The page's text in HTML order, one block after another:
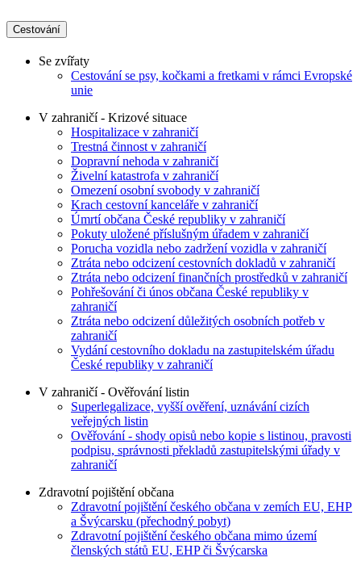
Cestování
Se zvířaty
Cestování se psy, kočkami a fretkami v rámci Evropské
unie
V zahraničí - Krizové situace
Hospitalizace v zahraničí
Trestná činnost v zahraničí
Dopravní nehoda v zahraničí
Živelní katastrofa v zahraničí
Omezení osobní svobody v zahraničí
Krach cestovní kanceláře v zahraničí
Úmrtí občana České republiky v zahraničí
Pokuty uložené příslušným úřadem v zahraničí
Porucha vozidla nebo zadržení vozidla v zahraničí
Ztráta nebo odcizení cestovních dokladů v zahraničí
Ztráta nebo odcizení finančních prostředků v zahraničí
Pohřešování či únos občana České republiky v
zahraničí
Ztráta nebo odcizení důležitých osobních potřeb v
zahraničí
Vydání cestovního dokladu na zastupitelském úřadu
České republiky v zahraničí
V zahraničí - Ověřování listin
Superlegalizace, vyšší ověření, uznávání cizích
veřejných listin
Ověřování - shody opisů nebo kopie s listinou, pravosti
podpisu, správnosti překladů zastupitelskými úřady v
zahraničí
Zdravotní pojištění občana
Zdravotní pojištění českého občana v zemích EU, EHP
a Švýcarsku (přechodný pobyt)
Zdravotní pojištění českého občana mimo území
členských států EU, EHP či Švýcarska